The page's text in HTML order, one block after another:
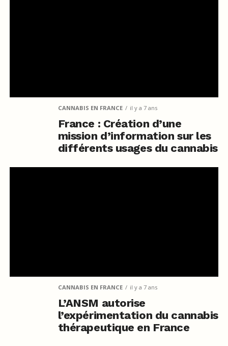
CANNABIS EN FRANCE il y a 7 ans
France : Création d’une
mission d’information sur les
différents usages du cannabis
CANNABIS EN FRANCE il y a 7 ans
L’ANSM autorise
l’expérimentation du cannabis
thérapeutique en France